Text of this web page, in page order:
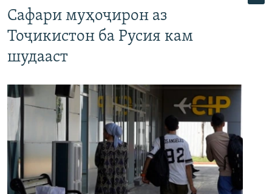
Сафари муҳоҷирон аз
Тоҷикистон ба Русия кам
шудааст